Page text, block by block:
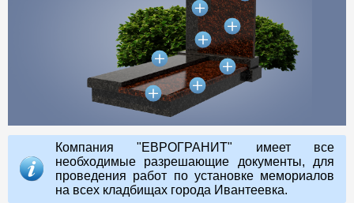
Компания "ЕВРОГРАНИТ" имеет все
необходимые разрешающие документы, для
проведения работ по установке мемориалов
на всех кладбищах города Ивантеевка.